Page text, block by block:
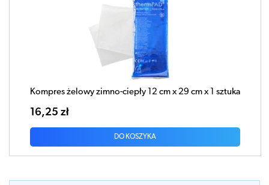
Kompres żelowy zimno-ciepły 12 cm x 29 cm x 1 sztuka
16,25 zł
DO KOSZYKA